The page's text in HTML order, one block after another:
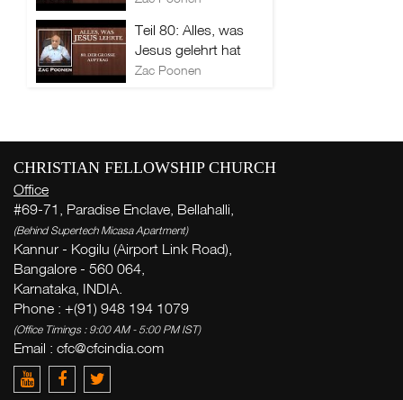
Teil 80: Alles, was
Jesus gelehrt hat
Zac Poonen
CHRISTIAN FELLOWSHIP CHURCH
Office
#69-71, Paradise Enclave, Bellahalli,
(Behind Supertech Micasa Apartment)
Kannur - Kogilu (Airport Link Road),
Bangalore - 560 064,
Karnataka, INDIA.
Phone : +(91) 948 194 1079
(Office Timings : 9:00 AM - 5:00 PM IST)
Email : cfc@cfcindia.com